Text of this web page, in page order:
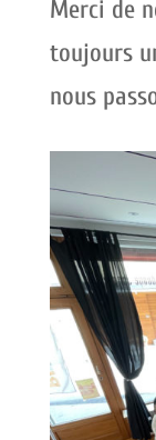
Merci de
toujours
nous